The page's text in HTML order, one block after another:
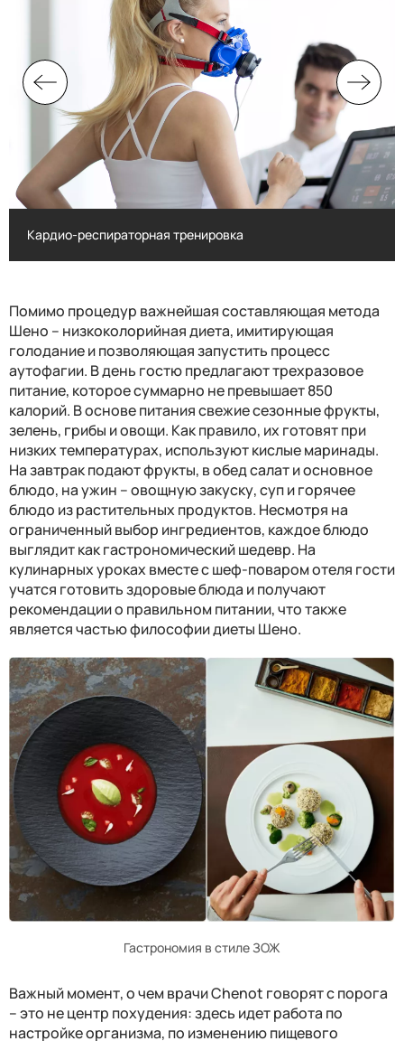
Кардио-респираторная тренировка
Помимо процедур важнейшая составляющая метода
Шено – низкоколорийная диета, имитирующая
голодание и позволяющая запустить процесс
аутофагии. В день гостю предлагают трехразовое
питание, которое суммарно не превышает 850
калорий. В основе питания свежие сезонные фрукты,
зелень, грибы и овощи. Как правило, их готовят при
низких температурах, используют кислые маринады.
На завтрак подают фрукты, в обед салат и основное
блюдо, на ужин – овощную закуску, суп и горячее
блюдо из растительных продуктов. Несмотря на
ограниченный выбор ингредиентов, каждое блюдо
выглядит как гастрономический шедевр. На
кулинарных уроках вместе с шеф-поваром отеля гости
учатся готовить здоровые блюда и получают
рекомендации о правильном питании, что также
является частью философии диеты Шено.
Гастрономия в стиле ЗОЖ
Важный момент, о чем врачиChenot говорят с порога
– это не центр похудения: здесь идет работа по
настройке организма, по изменению пищевого